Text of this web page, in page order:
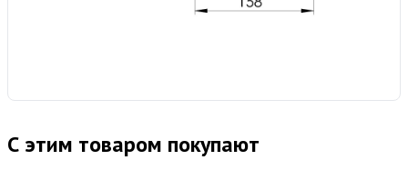
С этим товаром покупают